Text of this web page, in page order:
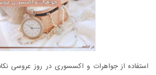
استفاده از جواهرات و اکسسوری در روز عروسی